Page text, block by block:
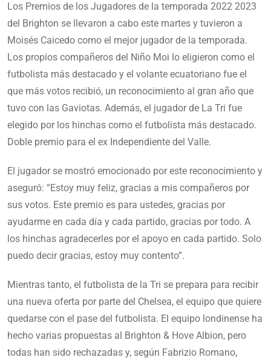
Los Premios de los Jugadores de la temporada 2022 2023
del Brighton se llevaron a cabo este martes y tuvieron a
Moisés Caicedo como el mejor jugador de la temporada.
Los propios compañeros del Niño Moi lo eligieron como el
futbolista más destacado y el volante ecuatoriano fue el
que más votos recibió, un reconocimiento al gran año que
tuvo con las Gaviotas. Además, el jugador de La Tri fue
elegido por los hinchas como el futbolista más destacado.
Doble premio para el ex Independiente del Valle.
El jugador se mostró emocionado por este reconocimiento y
aseguró: “Estoy muy feliz, gracias a mis compañeros por
sus votos. Este premio es para ustedes, gracias por
ayudarme en cada día y cada partido, gracias por todo. A
los hinchas agradecerles por el apoyo en cada partido. Solo
puedo decir gracias, estoy muy contento”.
Mientras tanto, el futbolista de la Tri se prepara para recibir
una nueva oferta por parte del Chelsea, el equipo que quiere
quedarse con el pase del futbolista. El equipo londinense ha
hecho varias propuestas al Brighton & Hove Albion, pero
todas han sido rechazadas y, según Fabrizio Romano,